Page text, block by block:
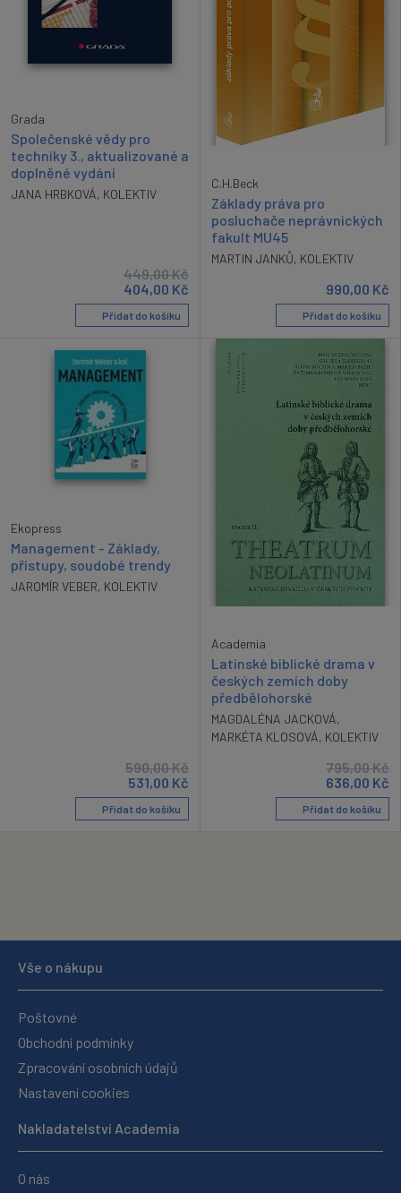
Grada
Společenské vědy pro
techniky 3., aktualizované a
doplněné vydání
JANA HRBKOVÁ, KOLEKTIV
449,00Kč
404,00 Kč
Přidat do košíku
C.H.Beck
Základy práva pro
posluchače neprávnických
fakult MU45
MARTIN JANKŮ, KOLEKTIV
990,00 Kč
Přidat do košíku
Ekopress
Management - Základy,
přístupy, soudobé trendy
JAROMÍR VEBER, KOLEKTIV
590,00Kč
531,00 Kč
Přidat do košíku
Academia
Latinské biblické drama v
českých zemích doby
předbělohorské
MAGDALÉNA JACKOVÁ,
MARKÉTA KLOSOVÁ, KOLEKTIV
795,00Kč
636,00 Kč
Přidat do košíku
Vše o nákupu
Poštovné
Obchodní podmínky
Zpracování osobních údajů
Nastavení cookies
Nakladatelství Academia
O nás